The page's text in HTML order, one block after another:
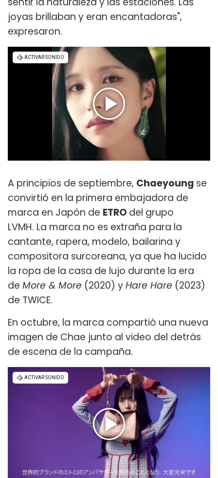
joyas brillaban y eran encantadoras",
expresaron.
A principios de septiembre, Chaeyoung se
convirtió en la primera embajadora de
marca en Japón de ETRO del grupo
LVMH. La marca no es extraña para la
cantante, rapera, modelo, bailarina y
compositora surcoreana, ya que ha lucido
la ropa de la casa de lujo durante la era
de More & More (2020) yHare Hare (2023)
de TWICE.
En octubre, la marca compartió una nueva
imagen de Chae junto al video del detrás
de escena de la campaña.